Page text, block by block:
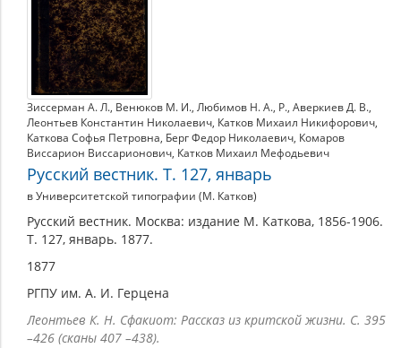
критской
жизни
Зиссерман А. Л., Венюков М. И., Любимов Н. А., Р., Аверкиев Д. В.,
Леонтьев Константин Николаевич, Катков Михаил Никифорович,
Каткова Софья Петровна, Берг Федор Николаевич, Комаров
Виссарион Виссарионович, Катков Михаил Мефодьевич
Русский вестник. Т. 127, январь
в Университетской типографии (М. Катков)
Русский вестник. Москва: издание М. Каткова, 1856-1906.
Т. 127, январь. 1877.
1877
РГПУ им. А. И. Герцена
Леонтьев К. Н. Сфакиот: Рассказ из критской жизни. С. 395
–426 (сканы 407 –438).